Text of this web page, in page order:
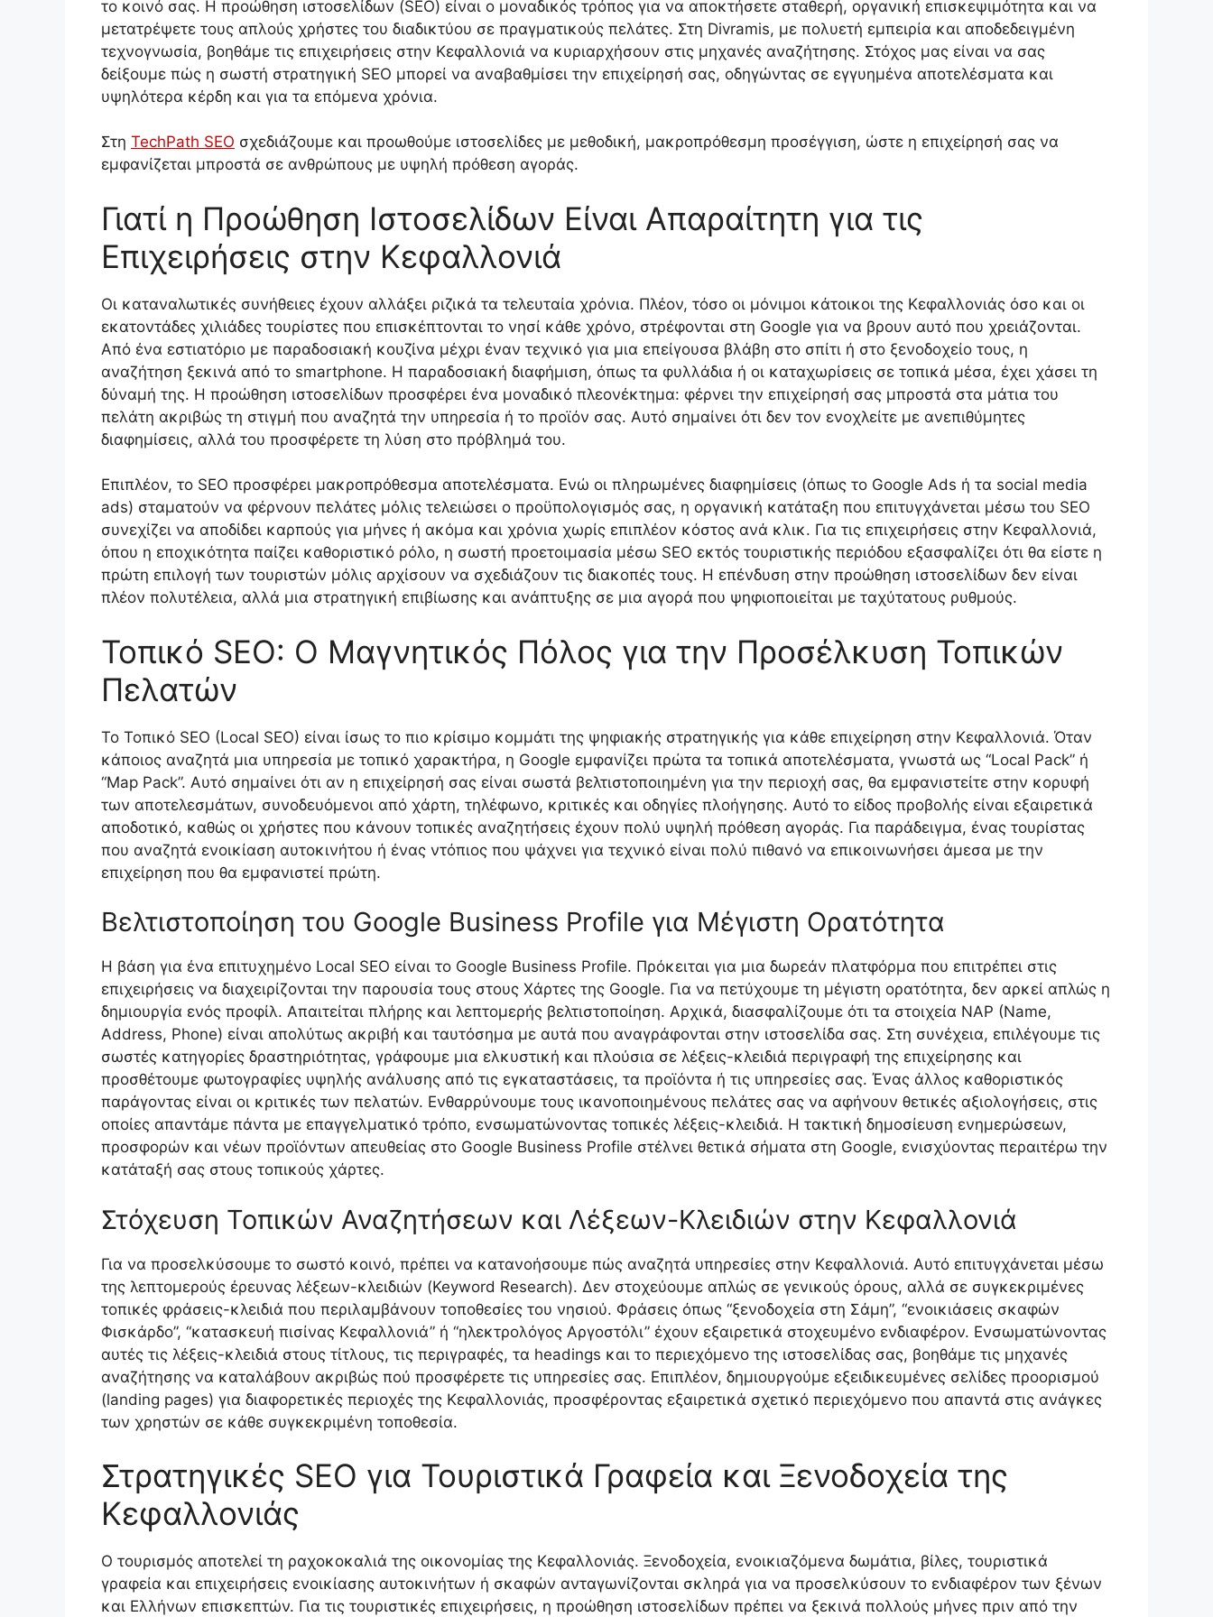
το κοινό σας. Η προώθηση ιστοσελίδων (SEO) είναι ο μοναδικός τρόπος για να αποκτήσετε σταθερή, οργανική επισκεψιμότητα και να
μετατρέψετε τους απλούς χρήστες του διαδικτύου σε πραγματικούς πελάτες. Στη Divramis, με πολυετή εμπειρία και αποδεδειγμένη
τεχνογνωσία, βοηθάμε τις επιχειρήσεις στην Κεφαλλονιά να κυριαρχήσουν στις μηχανές αναζήτησης. Στόχος μας είναι να σας
δείξουμε πώς η σωστή στρατηγική SEO μπορεί να αναβαθμίσει την επιχείρησή σας, οδηγώντας σε εγγυημένα αποτελέσματα και
υψηλότερα κέρδη και για τα επόμενα χρόνια.
Στη TechPath SEO σχεδιάζουμε και προωθούμε ιστοσελίδες με μεθοδική, μακροπρόθεσμη προσέγγιση, ώστε η επιχείρησή σας να
εμφανίζεται μπροστά σε ανθρώπους με υψηλή πρόθεση αγοράς.
Γιατί η Προώθηση Ιστοσελίδων Είναι Απαραίτητη για τις
Επιχειρήσεις στην Κεφαλλονιά
Οι καταναλωτικές συνήθειες έχουν αλλάξει ριζικά τα τελευταία χρόνια. Πλέον, τόσο οι μόνιμοι κάτοικοι της Κεφαλλονιάς όσο και οι
εκατοντάδες χιλιάδες τουρίστες που επισκέπτονται το νησί κάθε χρόνο, στρέφονται στη Google για να βρουν αυτό που χρειάζονται.
Από ένα εστιατόριο με παραδοσιακή κουζίνα μέχρι έναν τεχνικό για μια επείγουσα βλάβη στο σπίτι ή στο ξενοδοχείο τους, η
αναζήτηση ξεκινά από το smartphone. Η παραδοσιακή διαφήμιση, όπως τα φυλλάδια ή οι καταχωρίσεις σε τοπικά μέσα, έχει χάσει τη
δύναμή της. Η προώθηση ιστοσελίδων προσφέρει ένα μοναδικό πλεονέκτημα: φέρνει την επιχείρησή σας μπροστά στα μάτια του
πελάτη ακριβώς τη στιγμή που αναζητά την υπηρεσία ή το προϊόν σας. Αυτό σημαίνει ότι δεν τον ενοχλείτε με ανεπιθύμητες
διαφημίσεις, αλλά του προσφέρετε τη λύση στο πρόβλημά του.
Επιπλέον, το SEO προσφέρει μακροπρόθεσμα αποτελέσματα. Ενώ οι πληρωμένες διαφημίσεις (όπως το Google Ads ή τα social media
ads) σταματούν να φέρνουν πελάτες μόλις τελειώσει ο προϋπολογισμός σας, η οργανική κατάταξη που επιτυγχάνεται μέσω του SEO
συνεχίζει να αποδίδει καρπούς για μήνες ή ακόμα και χρόνια χωρίς επιπλέον κόστος ανά κλικ. Για τις επιχειρήσεις στην Κεφαλλονιά,
όπου η εποχικότητα παίζει καθοριστικό ρόλο, η σωστή προετοιμασία μέσω SEO εκτός τουριστικής περιόδου εξασφαλίζει ότι θα είστε η
πρώτη επιλογή των τουριστών μόλις αρχίσουν να σχεδιάζουν τις διακοπές τους. Η επένδυση στην προώθηση ιστοσελίδων δεν είναι
πλέον πολυτέλεια, αλλά μια στρατηγική επιβίωσης και ανάπτυξης σε μια αγορά που ψηφιοποιείται με ταχύτατους ρυθμούς.
Τοπικό SEO: Ο Μαγνητικός Πόλος για την Προσέλκυση Τοπικών
Πελατών
Το Τοπικό SEO (Local SEO) είναι ίσως το πιο κρίσιμο κομμάτι της ψηφιακής στρατηγικής για κάθε επιχείρηση στην Κεφαλλονιά. Όταν
κάποιος αναζητά μια υπηρεσία με τοπικό χαρακτήρα, η Google εμφανίζει πρώτα τα τοπικά αποτελέσματα, γνωστά ως “Local Pack” ή
“Map Pack”. Αυτό σημαίνει ότι αν η επιχείρησή σας είναι σωστά βελτιστοποιημένη για την περιοχή σας, θα εμφανιστείτε στην κορυφή
των αποτελεσμάτων, συνοδευόμενοι από χάρτη, τηλέφωνο, κριτικές και οδηγίες πλοήγησης. Αυτό το είδος προβολής είναι εξαιρετικά
αποδοτικό, καθώς οι χρήστες που κάνουν τοπικές αναζητήσεις έχουν πολύ υψηλή πρόθεση αγοράς. Για παράδειγμα, ένας τουρίστας
που αναζητά ενοικίαση αυτοκινήτου ή ένας ντόπιος που ψάχνει για τεχνικό είναι πολύ πιθανό να επικοινωνήσει άμεσα με την
επιχείρηση που θα εμφανιστεί πρώτη.
Βελτιστοποίηση του Google Business Profile για Μέγιστη Ορατότητα
Η βάση για ένα επιτυχημένο Local SEO είναι το Google Business Profile. Πρόκειται για μια δωρεάν πλατφόρμα που επιτρέπει στις
επιχειρήσεις να διαχειρίζονται την παρουσία τους στους Χάρτες της Google. Για να πετύχουμε τη μέγιστη ορατότητα, δεν αρκεί απλώς η
δημιουργία ενός προφίλ. Απαιτείται πλήρης και λεπτομερής βελτιστοποίηση. Αρχικά, διασφαλίζουμε ότι τα στοιχεία NAP (Name,
Address, Phone) είναι απολύτως ακριβή και ταυτόσημα με αυτά που αναγράφονται στην ιστοσελίδα σας. Στη συνέχεια, επιλέγουμε τις
σωστές κατηγορίες δραστηριότητας, γράφουμε μια ελκυστική και πλούσια σε λέξεις-κλειδιά περιγραφή της επιχείρησης και
προσθέτουμε φωτογραφίες υψηλής ανάλυσης από τις εγκαταστάσεις, τα προϊόντα ή τις υπηρεσίες σας. Ένας άλλος καθοριστικός
παράγοντας είναι οι κριτικές των πελατών. Ενθαρρύνουμε τους ικανοποιημένους πελάτες σας να αφήνουν θετικές αξιολογήσεις, στις
οποίες απαντάμε πάντα με επαγγελματικό τρόπο, ενσωματώνοντας τοπικές λέξεις-κλειδιά. Η τακτική δημοσίευση ενημερώσεων,
προσφορών και νέων προϊόντων απευθείας στο Google Business Profile στέλνει θετικά σήματα στη Google, ενισχύοντας περαιτέρω την
κατάταξή σας στους τοπικούς χάρτες.
Στόχευση Τοπικών Αναζητήσεων και Λέξεων-Κλειδιών στην Κεφαλλονιά
Για να προσελκύσουμε το σωστό κοινό, πρέπει να κατανοήσουμε πώς αναζητά υπηρεσίες στην Κεφαλλονιά. Αυτό επιτυγχάνεται μέσω
της λεπτομερούς έρευνας λέξεων-κλειδιών (Keyword Research). Δεν στοχεύουμε απλώς σε γενικούς όρους, αλλά σε συγκεκριμένες
τοπικές φράσεις-κλειδιά που περιλαμβάνουν τοποθεσίες του νησιού. Φράσεις όπως “ξενοδοχεία στη Σάμη”, “ενοικιάσεις σκαφών
Φισκάρδο”, “κατασκευή πισίνας Κεφαλλονιά” ή “ηλεκτρολόγος Αργοστόλι” έχουν εξαιρετικά στοχευμένο ενδιαφέρον. Ενσωματώνοντας
αυτές τις λέξεις-κλειδιά στους τίτλους, τις περιγραφές, τα headings και το περιεχόμενο της ιστοσελίδας σας, βοηθάμε τις μηχανές
αναζήτησης να καταλάβουν ακριβώς πού προσφέρετε τις υπηρεσίες σας. Επιπλέον, δημιουργούμε εξειδικευμένες σελίδες προορισμού
(landing pages) για διαφορετικές περιοχές της Κεφαλλονιάς, προσφέροντας εξαιρετικά σχετικό περιεχόμενο που απαντά στις ανάγκες
των χρηστών σε κάθε συγκεκριμένη τοποθεσία.
Στρατηγικές SEO για Τουριστικά Γραφεία και Ξενοδοχεία της
Κεφαλλονιάς
Ο τουρισμός αποτελεί τη ραχοκοκαλιά της οικονομίας της Κεφαλλονιάς. Ξενοδοχεία, ενοικιαζόμενα δωμάτια, βίλες, τουριστικά
γραφεία και επιχειρήσεις ενοικίασης αυτοκινήτων ή σκαφών ανταγωνίζονται σκληρά για να προσελκύσουν το ενδιαφέρον των ξένων
και Ελλήνων επισκεπτών. Για τις τουριστικές επιχειρήσεις, η προώθηση ιστοσελίδων πρέπει να ξεκινά πολλούς μήνες πριν από την